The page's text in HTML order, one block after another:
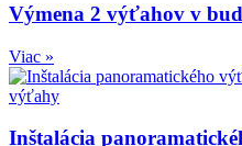
Výmena 2 výťahov v
Viac »
Inštalácia